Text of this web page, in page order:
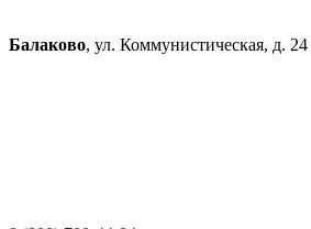
Балаково, ул. Коммунистическая, д. 24